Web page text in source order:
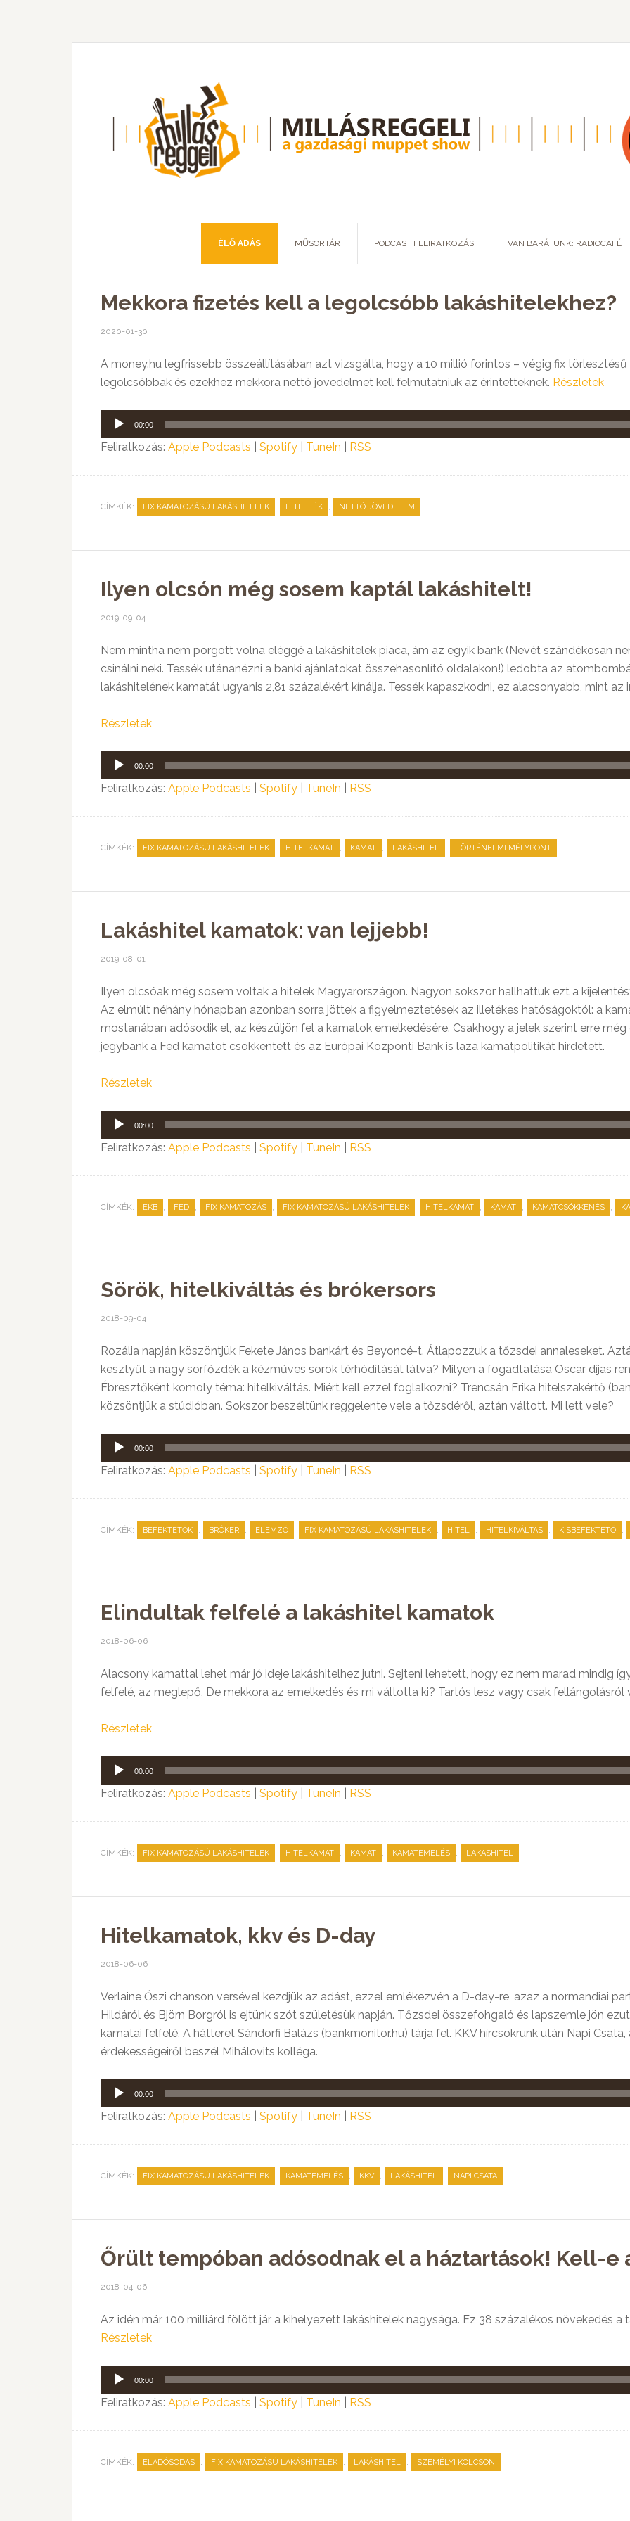
ÉLŐ ADÁS MŰSORTÁR PODCAST FELIRATKOZÁS VAN BARÁTUNK: RADIOCAFÉ
Mekkora fizetés kell a legolcsóbb lakáshitelekhez?
2020-01-30
A money.hu legfrissebb összeállításában azt vizsgálta, hogy a 10 millió forintos – végig fix
legolcsóbbak és ezekhez mekkora nettó jövedelmet kell felmutatniuk az érintetteknek. Részletek
Audió
lejátszó
00:00
Feliratkozás: Apple Podcasts Spotify TuneIn RSS
CÍMKÉK: FIX KAMATOZÁSÚ LAKÁSHITELEK , HITELFÉK , NETTÓ JÖVEDELEM
Ilyen olcsón még sosem kaptál lakáshitelt!
2019-09-04
Nem mintha nem pörgött volna eléggé a lakáshitelek piaca, ám az egyik bank (Nevét szándékosan
csinálni neki. Tessék utánanézni a banki ajánlatokat összehasonlító oldalakon!) ledobta az
lakáshitelének kamatát ugyanis 2,81 százalékért kínálja. Tessék kapaszkodni, ez alacsonyabb, mint az
Részletek
Audió
lejátszó
00:00
Feliratkozás: Apple Podcasts Spotify TuneIn RSS
CÍMKÉK: FIX KAMATOZÁSÚ LAKÁSHITELEK , HITELKAMAT , KAMAT , LAKÁSHITEL , TÖRTÉNELMI MÉLYPONT
Lakáshitel kamatok: van lejjebb!
2019-08-01
Ilyen olcsóak még sosem voltak a hitelek Magyarországon. Nagyon sokszor hallhattuk ezt a
Az elmúlt néhány hónapban azonban sorra jöttek a figyelmeztetések az illetékes hatóságoktól: a
mostanában adósodik el, az készüljön fel a kamatok emelkedésére. Csakhogy a jelek szerint erre
jegybank a Fed kamatot csökkentett és az Európai Központi Bank is laza kamatpolitikát hirdetett.
Részletek
Audió
lejátszó
00:00
Feliratkozás: Apple Podcasts Spotify TuneIn RSS
CÍMKÉK: EKB , FED , FIX KAMATOZÁS , FIX KAMATOZÁSÚ LAKÁSHITELEK , HITELKAMAT , KAMAT , KAMATCSÖKKENÉS ,
Sörök, hitelkiváltás és brókersors
2018-09-04
Rozália napján köszöntjük Fekete János bankárt és Beyoncé-t. Átlapozzuk a tőzsdei annaleseket.
kesztyűt a nagy sörfőzdék a kézműves sörök térhódítását látva? Milyen a fogadtatása Oscar díjas
Ébresztőként komoly téma: hitelkiváltás. Miért kell ezzel foglalkozni? Trencsán Erika hitelszakértő
közsöntjük a stúdióban. Sokszor beszéltünk reggelente vele a tőzsdéről, aztán váltott. Mi lett vele?
Audió
lejátszó
00:00
Feliratkozás: Apple Podcasts Spotify TuneIn RSS
CÍMKÉK: BEFEKTETŐK , BRÓKER , ELEMZŐ , FIX KAMATOZÁSÚ LAKÁSHITELEK , HITEL , HITELKIVÁLTÁS , KISBEFEKTETŐ ,
Elindultak felfelé a lakáshitel kamatok
2018-06-06
Alacsony kamattal lehet már jó ideje lakáshitelhez jutni. Sejteni lehetett, hogy ez nem marad mindig
felfelé, az meglepő. De mekkora az emelkedés és mi váltotta ki? Tartós lesz vagy csak fellángolásról
Részletek
Audió
lejátszó
00:00
Feliratkozás: Apple Podcasts Spotify TuneIn RSS
CÍMKÉK: FIX KAMATOZÁSÚ LAKÁSHITELEK , HITELKAMAT , KAMAT , KAMATEMELÉS , LAKÁSHITEL
Hitelkamatok, kkv és D-day
2018-06-06
Verlaine Őszi chanson versével kezdjük az adást, ezzel emlékezvén a D-day-re, azaz a normandiai
Hildáról és Björn Borgról is ejtünk szót születésük napján. Tőzsdei összefohgaló és lapszemle jön
kamatai felfelé. A hátteret Sándorfi Balázs (bankmonitor.hu) tárja fel. KKV hírcsokrunk után Napi
érdekességeiről beszél Mihálovits kolléga.
Audió
lejátszó
00:00
Feliratkozás: Apple Podcasts Spotify TuneIn RSS
CÍMKÉK: FIX KAMATOZÁSÚ LAKÁSHITELEK , KAMATEMELÉS , KKV , LAKÁSHITEL , NAPI CSATA
Őrült tempóban adósodnak el a háztartások! Kell-e
2018-04-06
Az idén már 100 milliárd fölött jár a kihelyezett lakáshitelek nagysága. Ez 38 százalékos növekedés
Részletek
Audió
lejátszó
00:00
Feliratkozás: Apple Podcasts Spotify TuneIn RSS
CÍMKÉK: ELADÓSODÁS , FIX KAMATOZÁSÚ LAKÁSHITELEK , LAKÁSHITEL , SZEMÉLYI KÖLCSÖN